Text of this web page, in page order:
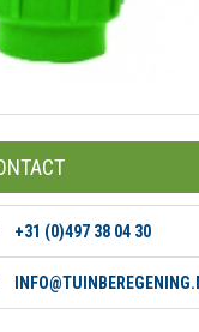
+31 (0)497 38 04 30